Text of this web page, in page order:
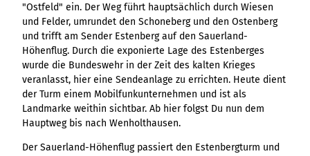
"Ostfeld" ein. Der Weg führt hauptsächlich durch Wiesen
und Felder, umrundet den Schoneberg und den Ostenberg
und trifft am Sender Estenberg auf den Sauerland-
Höhenflug. Durch die exponierte Lage des Estenberges
wurde die Bundeswehr in der Zeit des kalten Krieges
veranlasst, hier eine Sendeanlage zu errichten. Heute dient
der Turm einem Mobilfunkunternehmen und ist als
Landmarke weithin sichtbar. Ab hier folgst Du nun dem
Hauptweg bis nach Wenholthausen.
Der Sauerland-Höhenflug passiert den Estenbergturm und